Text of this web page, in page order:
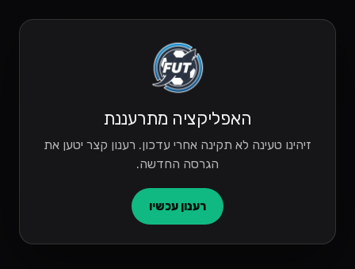
האפליקציה מתרעננת
זיהינו טעינה לא תקינה אחרי עדכון. רענון קצר יטען את
הגרסה החדשה.
רענון עכשיו